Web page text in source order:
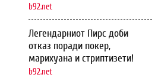
b92.net
Легендарниот Пирс доби
отказ поради покер,
марихуана и стриптизети!
b92.net